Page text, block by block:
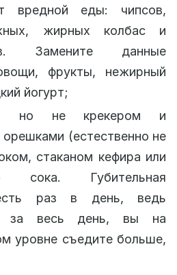
вредной еды: чипсов,
жирных колбас и
Замените данные
фрукты, нежирный
йогурт;
но не крекером и
(естественно не
стаканом кефира или
сока. Губительная
раз в день, ведь
за весь день, вы на
уровне съедите больше,